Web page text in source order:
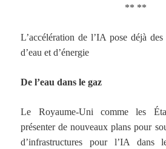
** **
L’accélération de l’IA pose déjà
d’eau et d’énergie
De l’eau dans le gaz
Le Royaume-Uni comme les
présenter de nouveaux plans pour
d’infrastructures pour l’IA dans